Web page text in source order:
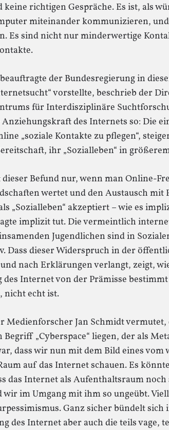
keine richtigen Gespräche. Es ist, als
miteinander kommunizieren,
Es sind nicht nur minderwertige
der Bundesregierung in
vorstellte, beschrieb der
für Interdisziplinäre
des Internets so: Die
„soziale Kontakte zu pflegen“,
ihr „Sozialleben“ in
Befund nur, wenn man Online-
wertet und den Austausch mit
„Sozialleben“ akzeptiert – wie es
implizit tut. Die vermeintlich
Jugendlichen sind in
Dass dieser Widerspruch in der
nach Erklärungen verlangt, zeigt,
Internet von der Prämisse bestimmt
nicht echt ist.
Medienforscher Jan Schmidt vermutet,
„Cyberspace“ liegen, der als
dass wir nun mit dem Bild eines vom
auf das Internet schauen. Es
das Internet als Aufenthaltsraum noch
im Umgang mit ihm so ungeübt.
Ganz sicher bündelt
des Internet aber auch die teils vage,